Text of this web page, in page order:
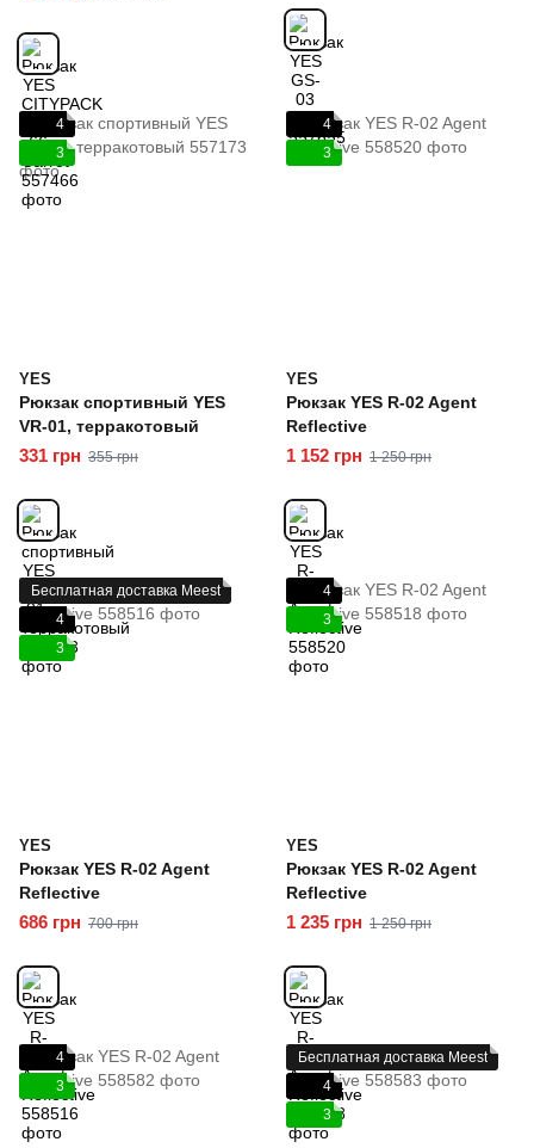
4
3
YES
Рюкзак спортивный YES
VR-01, терракотовый
331 грн 355 грн
4
3
YES
Рюкзак YES R-02 Agent
Reflective
1 152 грн 1 250 грн
Бесплатная доставка Meest
4
3
YES
Рюкзак YES R-02 Agent
Reflective
686 грн 700 грн
4
3
YES
Рюкзак YES R-02 Agent
Reflective
1 235 грн 1 250 грн
4
3
Бесплатная доставка Meest
4
3